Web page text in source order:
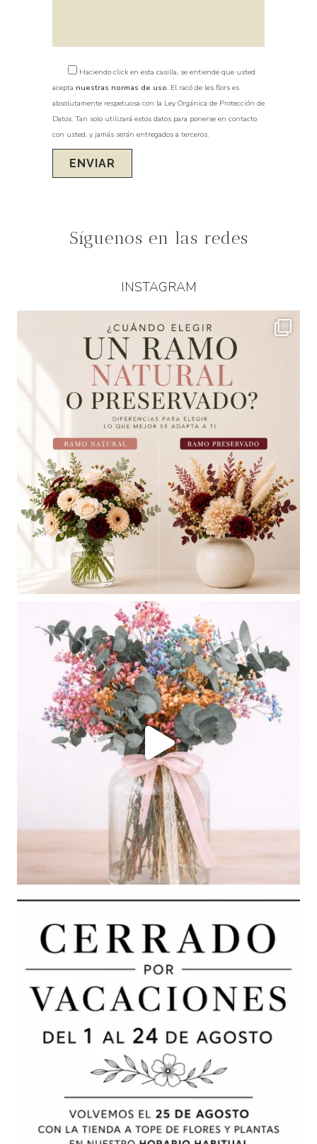
Haciendo click en esta casilla, se entiende que usted
acepta nuestras normas de uso. El racó de les flors es
absolutamente respetuosa con la Ley Orgánica de Protección de
Datos. Tan solo utilizará estos datos para ponerse en contacto
con usted, y jamás serán entregados a terceros.
Síguenos en las redes
INSTAGRAM